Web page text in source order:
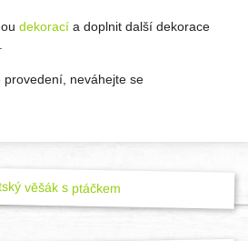
dekorací a doplnit další dekorace
provedení, neváhejte se